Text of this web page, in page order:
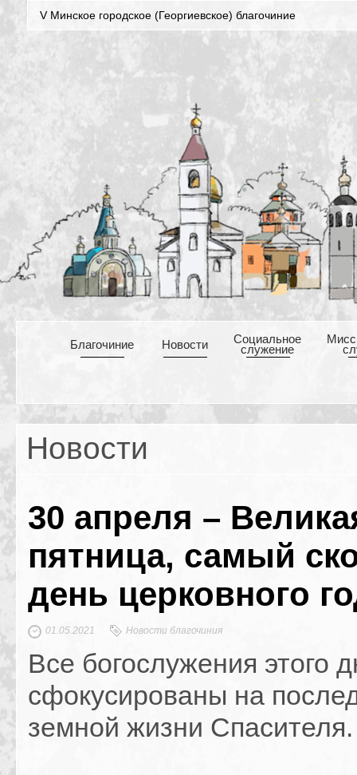
V Минское городское (Георгиевское) благочиние
Благочиние Новости Cоциальное
служение
Новости
30 апреля –
пятница, самый
день церковного
01.05.2021 Новости благочиния
Все богослужения этого
сфокусированы на
земной жизни Спасителя.